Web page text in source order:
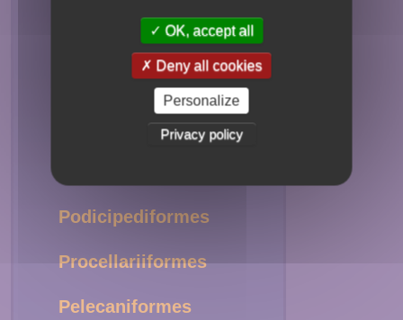
Struthioniformes
Tinamiformes
Sphenisciformes
Podicipediformes
Procellariiformes
Pelecaniformes
OK, accept all
Deny all cookies
Personalize
Privacy policy